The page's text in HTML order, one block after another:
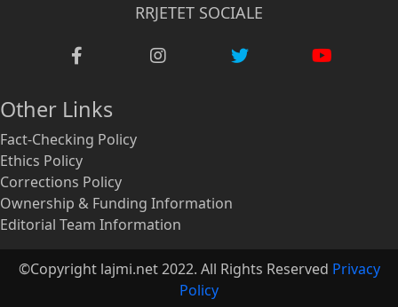
RRJETET SOCIALE
Other Links
Fact-Checking Policy
Ethics Policy
Corrections Policy
Ownership & Funding Information
Editorial Team Information
©Copyright lajmi.net 2022. All Rights Reserved Privacy
Policy